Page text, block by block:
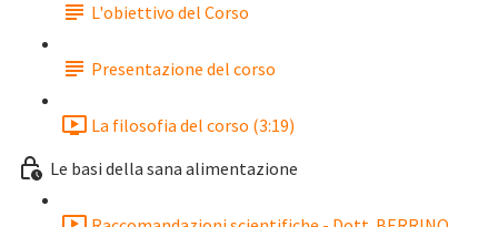
L'obiettivo del Corso
Presentazione del corso
La filosofia del corso (3:19)
Le basi della sana alimentazione